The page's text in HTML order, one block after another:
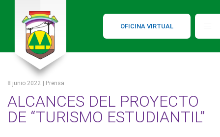
OFICINA VIRTUAL
8 junio 2022 | Prensa
ALCANCES DEL PROYECTO
DE “TURISMO ESTUDIANTIL”